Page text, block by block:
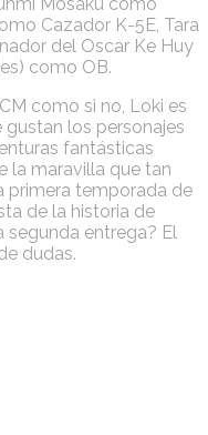
Cazador K-5E, Tara
del Oscar Ke Huy
como OB.
como si no, Loki es
gustan los personajes
fantásticas
la maravilla que tan
primera temporada de
de la historia de
segunda entrega? El
dudas.